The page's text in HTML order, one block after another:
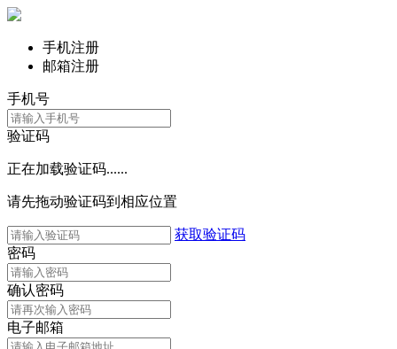
手机注册
邮箱注册
手机号
验证码
正在加载验证码......
请先拖动验证码到相应位置
获取验证码
密码
确认密码
电子邮箱